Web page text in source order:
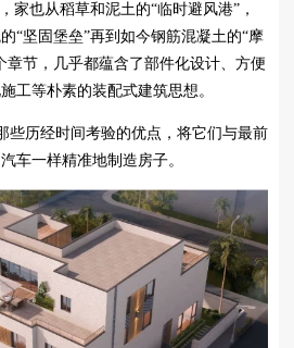
家也从稻草和泥土的“临时避风港”，
“坚固堡垒”再到如今钢筋混凝土的“摩
章节，几乎都蕴含了部件化设计、方便
工等朴素的装配式建筑思想。
些历经时间考验的优点，将它们与最前
车一样精准地制造房子。